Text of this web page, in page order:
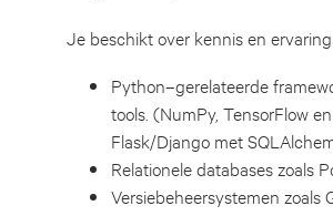
Je beschikt over kennis en
Python–gerelateerde
tools. (NumPy, TensorFlow en
Flask/Django met
Relationele databases zoals
Versiebeheersystemen zoals